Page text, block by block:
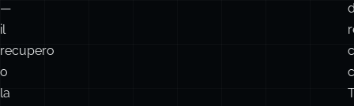
—
il
recupero
o
la